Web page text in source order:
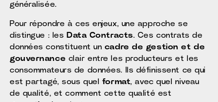
généralisée.
Pour répondre à ces enjeux, une approche se
distingue : les Data Contracts. Ces contrats de
données constituent un cadre de gestion et de
gouvernance clair entre les producteurs et les
consommateurs de données. Ils définissent ce qui
est partagé, sous quel format, avec quel niveau
de qualité, et comment cette qualité est